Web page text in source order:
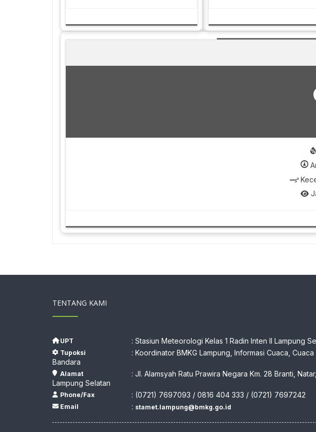
TENTANG KAMI
UPT : Stasiun Meteorologi Kelas 1 Radin Inten II Lampung
Tupoksi
: Koordinator BMKG Lampung, Informasi Cuaca, Cuaca
Bandara
Alamat
: Jl. Alamsyah Ratu Prawira Negara Km. 28 Branti, Natar,
Lampung Selatan
Phone/Fax : (0721) 7697093 / 0816 404 333 / (0721) 7697242
Email : stamet.lampung@bmkg.go.id